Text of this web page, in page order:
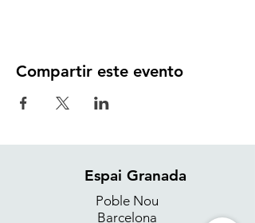
Compartir este evento
Espai Granada
Poble Nou
Barcelona